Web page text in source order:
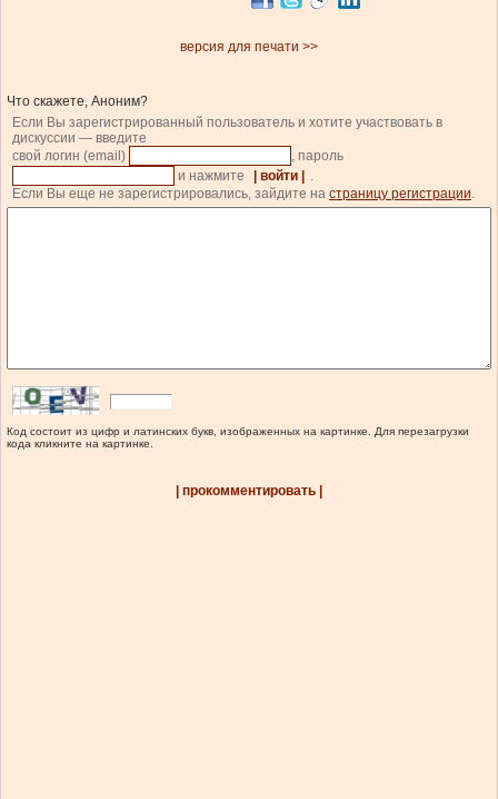
версия для печати >>
Что скажете, Аноним?
Если Вы зарегистрированный пользователь и хотите участвовать в
дискуссии — введите
свой логин (email)
, пароль
и нажмите
| войти |
.
Если Вы еще не зарегистрировались, зайдите на страницу регистрации.
Код состоит из цифр и латинских букв, изображенных на картинке. Для перезагрузки
кода кликните на картинке.
| прокомментировать |